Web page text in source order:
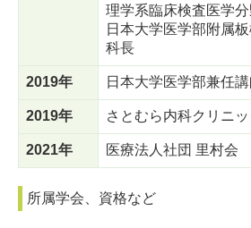
理学系臨床検査医学
日本大学医学部附属
科長
2019年 日本大学医学部兼任
2019年 さとむら内科クリニ
2021年 医療法人社団 里村会
所属学会、資格など